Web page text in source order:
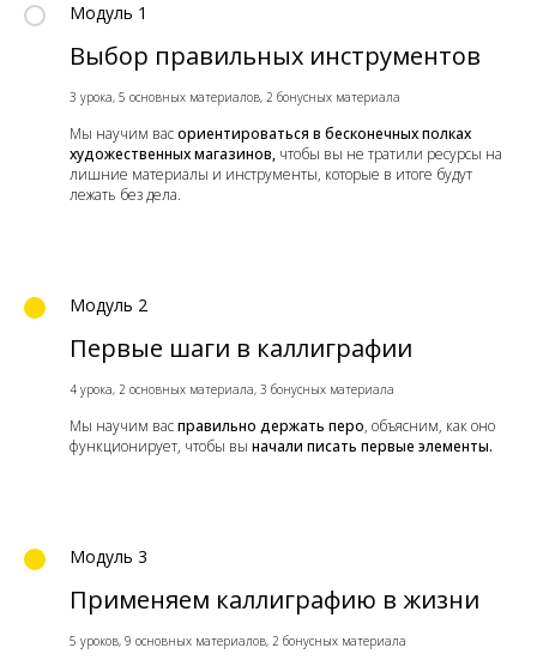
Модуль 1
Выбор правильных инструментов
3 урока, 5 основных материалов, 2 бонусных материала
Мы научим васориентироваться в бесконечных полках
художественных магазинов, чтобы вы не тратили ресурсы на
лишние материалы и инструменты, которые в итоге будут
лежать без дела.
Модуль 2
Первые шаги в каллиграфии
4 урока, 2 основных материала, 3 бонусных материала
Мы научим васправильно держать перо, объясним, как оно
функционирует, чтобы вы начали писать первые элементы.
Модуль 3
Применяем каллиграфию в жизни
5 уроков, 9 основных материалов, 2 бонусных материала